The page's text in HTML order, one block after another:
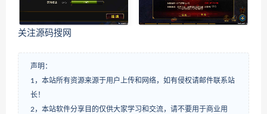
关注源码搜网
声明：
1，本站所有资源来源于用户上传和网络，如有侵权请邮件联系站
长！
2，本站软件分享目的仅供大家学习和交流，请不要用于商业用